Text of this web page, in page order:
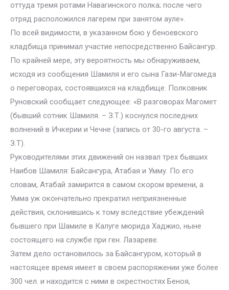
оттуда тремя ротами Навагинского полка; после чего
отряд расположился лагерем при занятом ауле».
По всей видимости, в указанном бою у беноевского
кладбища принимал участие непосредственно Байсангур.
По крайней мере, эту вероятность мы обнаруживаем,
исходя из сообщения Шамиля и его сына Гази-Магомеда
о переговорах, состоявшихся на кладбище. Полковник
Руновский сообщает следующее: «В разговорах Магомет
(бывший сотник Шамиля. – З.Т.) коснулся последних
волнений в Ичкерии и Чечне (запись от 30-го августа. –
З.Т).
Руководителями этих движений он назвал трех бывших
Наибов Шамиля: Байсангура, Атабая и Умму. По его
словам, Атабай замирится в самом скором времени, а
Умма уж окончательно прекратил неприязненные
действия, склонившись к тому вследствие убеждений
бывшего при Шамиле в Калуге мюрида Хаджио, ныне
состоящего на службе при ген. Лазареве.
Затем дело остановилось за Байсангуром, который в
настоящее время имеет в своем распоряжении уже более
300 чел. и находится с ними в окрестностях Беноя,